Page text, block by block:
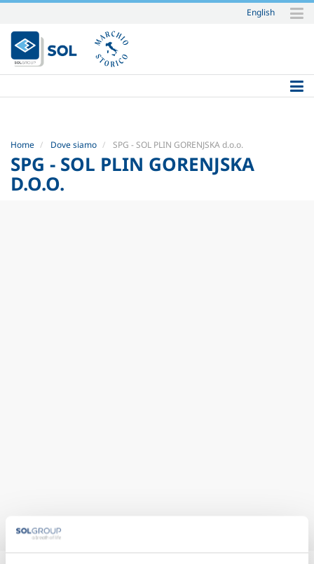
Salta
ai
contenuti.
|
alla
English
Home Dove siamo SPG - SOL PLIN GORENJSKA d.o.o.
SPG - SOL PLIN GORENJSKA
D.O.O.